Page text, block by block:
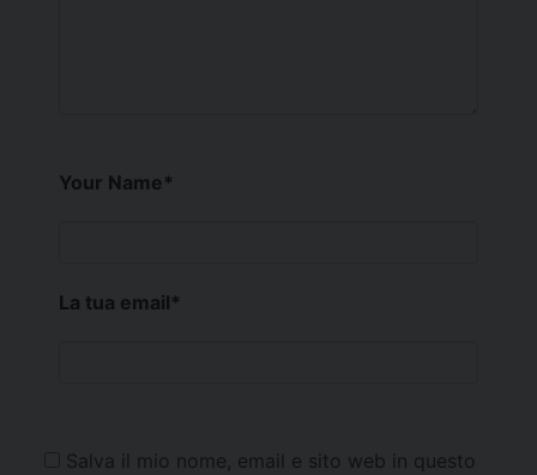
Your Name*
La tua email*
Salva il mio nome, email e sito web in questo